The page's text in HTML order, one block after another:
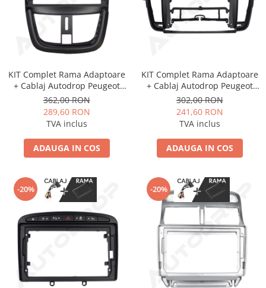
KIT Complet Rama Adaptoare
+ Cablaj Autodrop Peugeot
207 (2009-2013) pentru
Navigatie Multimedia Android
9 inch
362,00 RON
289,60 RON
TVA inclus
ADAUGA IN COS
KIT Complet Rama Adaptoare
+ Cablaj Autodrop Peugeot
508 (2011-2016) pentru
Navigatie Multimedia Android
9 inch
302,00 RON
241,60 RON
TVA inclus
ADAUGA IN COS
-20% -20%